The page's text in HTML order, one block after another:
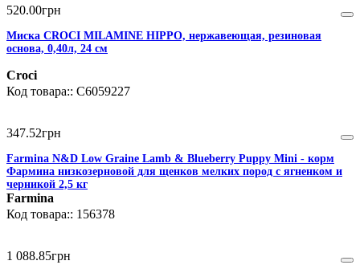
520.00грн
Миска CROCI MILAMINE HIPPO, нержавеющая, резиновая
основа, 0,40л, 24 см
Croci
C6059227
347.52грн
Farmina N&D Low Graine Lamb & Blueberry Puppy Mini - корм
Фармина низкозерновой для щенков мелких пород с ягненком и
черникой 2,5 кг
Farmina
156378
1 088.85грн